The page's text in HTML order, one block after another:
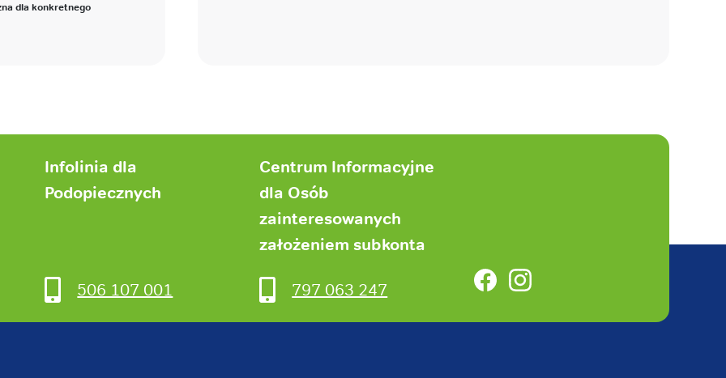
dla konkretnego
Infolinia dla
Podopiecznych
506 107 001
Centrum Informacyjne
dla Osób
zainteresowanych
założeniem subkonta
797 063 247
FacebookInstagram